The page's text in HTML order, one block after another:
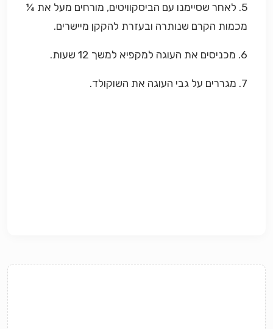
5. לאחר שסיימנו עם הביסקוויטים, מורחים מעל את ¼
מכמות הקרם שנותרה ובעזרת להקקן מיישרים.
6. מכניסים את העוגה למקפיא למשך 12 שעות.
7. מגררים על גבי העוגה את השוקולד.